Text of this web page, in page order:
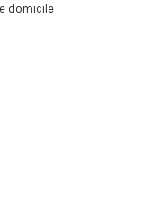
domicile